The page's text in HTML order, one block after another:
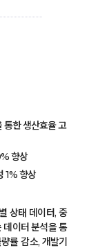
통한 생산효율 고
향상
1% 향상
상태 데이터, 중
데이터 분석을 통
률 감소, 개발기